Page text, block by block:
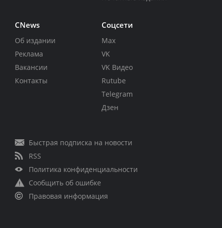
CNews
Об издании
Реклама
Вакансии
Контакты
Соцсети
Max
VK
VK Видео
Rutube
Telegram
Дзен
Быстрая подписка на новости
RSS
Политика конфиденциальности
Сообщить об ошибке
Правовая информация